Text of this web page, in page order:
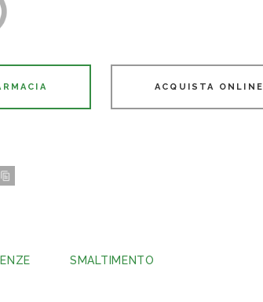
ACQUISTA ONLINE
SMALTIMENTO